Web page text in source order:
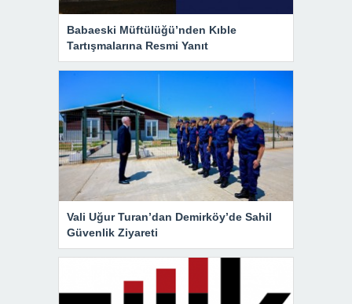
Babaeski Müftülüğü’nden Kıble
Tartışmalarına Resmi Yanıt
Vali Uğur Turan’dan Demirköy’de Sahil
Güvenlik Ziyareti